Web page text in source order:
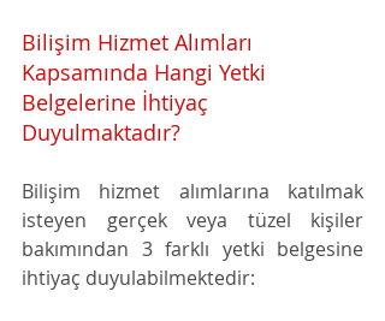
Bilişim Hizmet Alımları
Kapsamında Hangi Yetki
Belgelerine İhtiyaç
Duyulmaktadır?
Bilişim hizmet alımlarına katılmak
isteyen gerçek veya tüzel kişiler
bakımından 3 farklı yetki belgesine
ihtiyaç duyulabilmektedir: